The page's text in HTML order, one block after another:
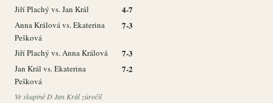
Jiří Plachý vs. Jan Král 4-7
Anna Králová vs. Ekaterina
Pešková
7-3
Jiří Plachý vs. Anna Králová 7-3
Jan Král vs. Ekaterina
Pešková
7-2
Ve skupině D Jan Král zúročil